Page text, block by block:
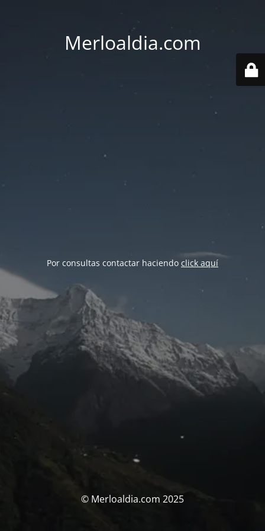
Merloaldia.com
Por consultas contactar haciendo click aquí
© Merloaldia.com 2025